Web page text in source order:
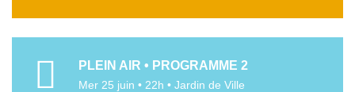
PLEIN AIR • PROGRAMME 2
Mer 25 juin • 22h • Jardin de Ville